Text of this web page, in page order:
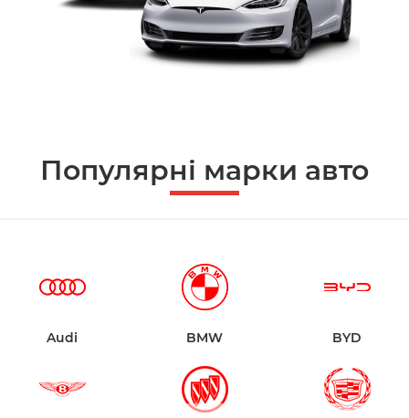
Популярні марки авто
Audi BMW BYD